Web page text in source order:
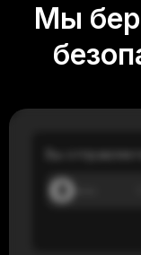
Репутация
Поддержка
Мы
Вы отправляете